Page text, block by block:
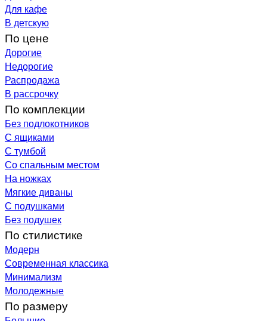
Для кафе
В детскую
По цене
Дорогие
Недорогие
Распродажа
В рассрочку
По комплекции
Без подлокотников
С ящиками
С тумбой
Со спальным местом
На ножках
Мягкие диваны
С подушками
Без подушек
По стилистике
Модерн
Современная классика
Минимализм
Молодежные
По размеру